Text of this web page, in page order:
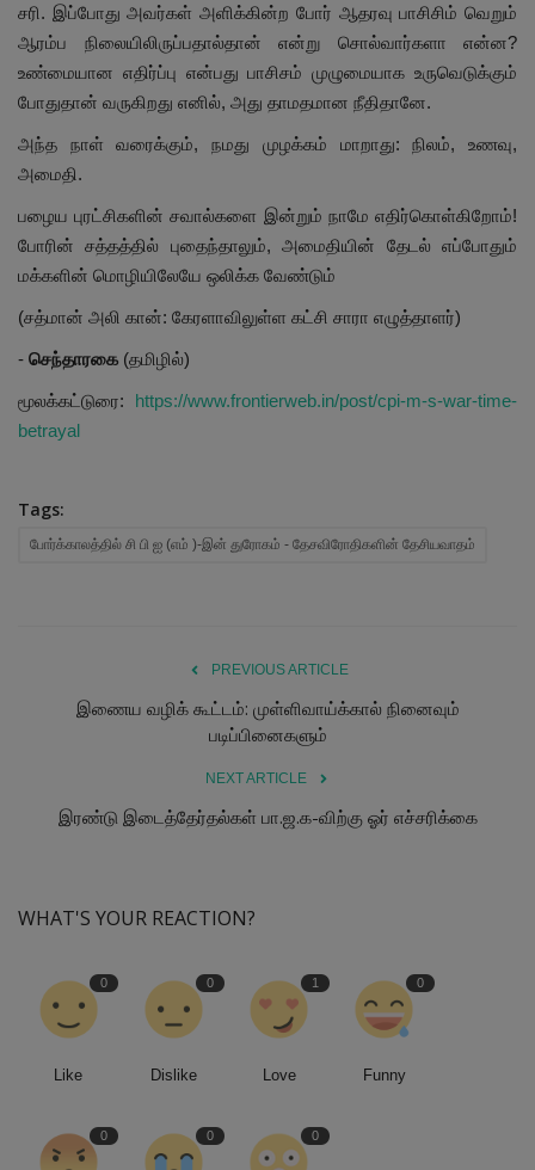
சரி. இப்போது அவர்கள் அளிக்கின்ற போர் ஆதரவு பாசிசிம் வெறும்
ஆரம்ப நிலையிலிருப்பதால்தான் என்று சொல்வார்களா என்ன?
உண்மையான எதிர்ப்பு என்பது பாசிசம் முழுமையாக உருவெடுக்கும்
போதுதான் வருகிறது எனில், அது தாமதமான நீதிதானே.
அந்த நாள் வரைக்கும், நமது முழக்கம் மாறாது: நிலம், உணவு,
அமைதி.
பழைய புரட்சிகளின் சவால்களை இன்றும் நாமே எதிர்கொள்கிறோம்!
போரின் சத்தத்தில் புதைந்தாலும், அமைதியின் தேடல் எப்போதும்
மக்களின் மொழியிலேயே ஒலிக்க வேண்டும்
(சத்மான் அலி கான்: கேரளாவிலுள்ள கட்சி சாரா எழுத்தாளர்)
- செந்தாரகை (தமிழில்)
மூலக்கட்டுரை: https://www.frontierweb.in/post/cpi-m-s-war-time-
betrayal
Tags:
போர்க்காலத்தில் சி பி ஐ (எம் )-இன் துரோகம் - தேசவிரோதிகளின் தேசியவாதம்
PREVIOUS ARTICLE
இணைய வழிக் கூட்டம்: முள்ளிவாய்க்கால் நினைவும்
படிப்பினைகளும்
NEXT ARTICLE
இரண்டு இடைத்தேர்தல்கள் பா.ஜ.க-விற்கு ஓர் எச்சரிக்கை
WHAT'S YOUR REACTION?
0
Like
0
Dislike
1
Love
0
Funny
0 0 0